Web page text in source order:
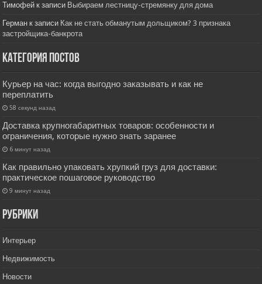
Тимофей к записи Выбираем лестницу-стремянку для дома
Герман к записи Как не стать обманутым дольщиком? 3 признака
застройщика-банкрота
Категория постов
Курьер на час: когда выгодно заказывать и как не
переплатить
58 секунд назад
Доставка крупногабаритных товаров: особенности и
ограничения, которые нужно знать заранее
6 минут назад
Как правильно упаковать хрупкий груз для доставки:
практическое пошаговое руководство
9 минут назад
РУбрики
Интерьер
Недвижимость
Новости